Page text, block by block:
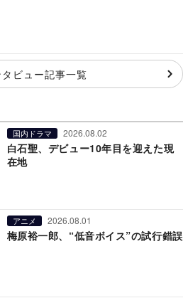
ビュー記事一覧
国内ドラマ 2026.08.02
白石聖、デビュー10年目を迎えた現
在地
アニメ 2026.08.01
梅原裕一郎、“低音ボイス”の試行錯誤